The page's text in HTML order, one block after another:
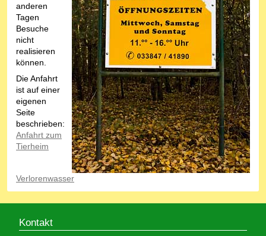
anderen
Tagen
Besuche
nicht
realisieren
können.
Die Anfahrt
ist auf einer
eigenen
Seite
beschrieben:
Anfahrt zum
Tierheim
Verlorenwasser
Kontakt